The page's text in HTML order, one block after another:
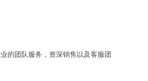
的团队服务，资深销售以及客服团